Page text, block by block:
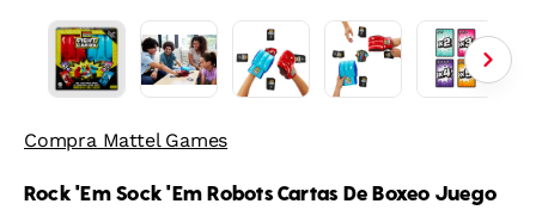
Compra Mattel Games
Rock 'Em Sock 'Em Robots Cartas De Boxeo Juego